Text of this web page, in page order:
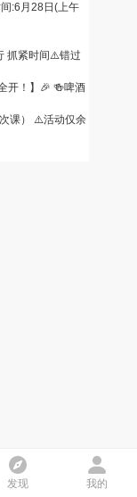
:6月28日(上午
抓紧时间⚠️错过
开！】🎉 🍻啤酒
课） ⚠️活动仅余
发现 我的